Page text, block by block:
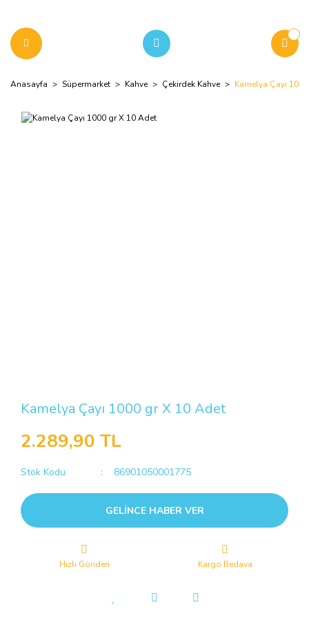
Anasayfa Süpermarket Kahve Çekirdek Kahve Kamelya Çayı
Kamelya Çayı 1000 gr X 10 Adet
2.289,90 TL
Stok Kodu 86901050001775
GELİNCE HABER VER
Hızlı Gönderi Kargo Bedava